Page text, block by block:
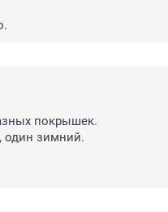
покрышек.
один зимний.